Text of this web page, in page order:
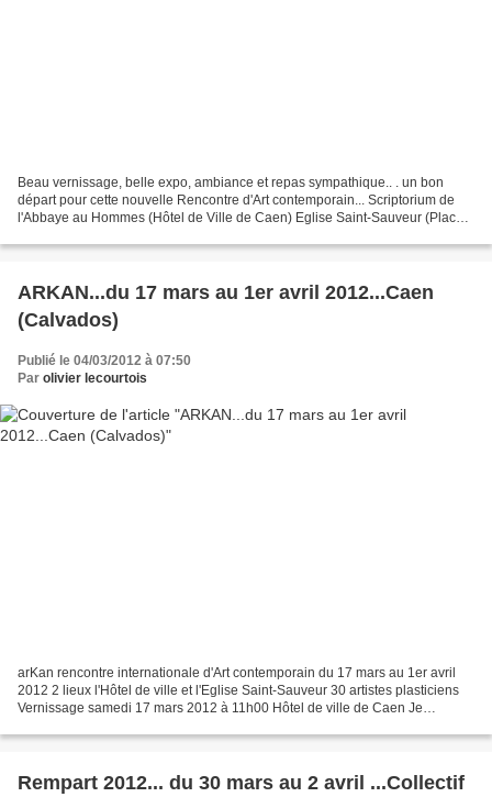
Beau vernissage, belle expo, ambiance et repas sympathique.. . un bon
départ pour cette nouvelle Rencontre d'Art contemporain... Scriptorium de
l'Abbaye au Hommes (Hôtel de Ville de Caen) Eglise Saint-Sauveur (Place
ARKAN...du 17 mars au 1er avril 2012...Caen
(Calvados)
Publié le 04/03/2012 à 07:50
Par olivier lecourtois
arKan rencontre internationale d'Art contemporain du 17 mars au 1er avril
2012 2 lieux l'Hôtel de ville et l'Eglise Saint-Sauveur 30 artistes plasticiens
Vernissage samedi 17 mars 2012 à 11h00 Hôtel de ville de Caen Je
Rempart 2012... du 30 mars au 2 avril ...Collectif